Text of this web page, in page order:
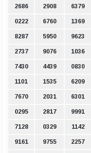
2686 2908 6379
0222 6760 1369
8287 5950 9623
2737 9076 1036
7430 4439 0830
1101 1535 6209
7670 2031 6301
0295 2817 9991
7128 0329 1142
9161 9755 2257